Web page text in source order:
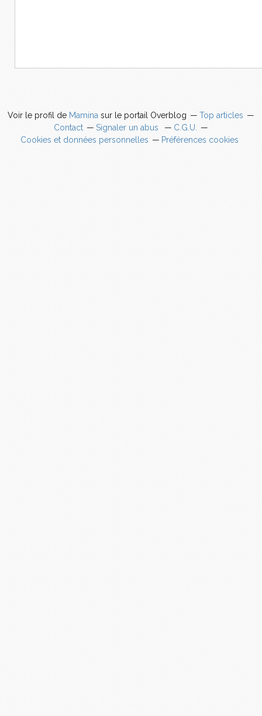
Voir le profil de Mamina sur le portail Overblog
Top articles
Contact
Signaler un abus
C.G.U.
Cookies et données personnelles
Préférences cookies